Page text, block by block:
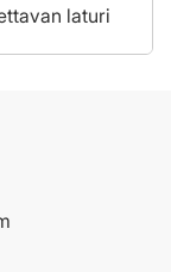
laturi